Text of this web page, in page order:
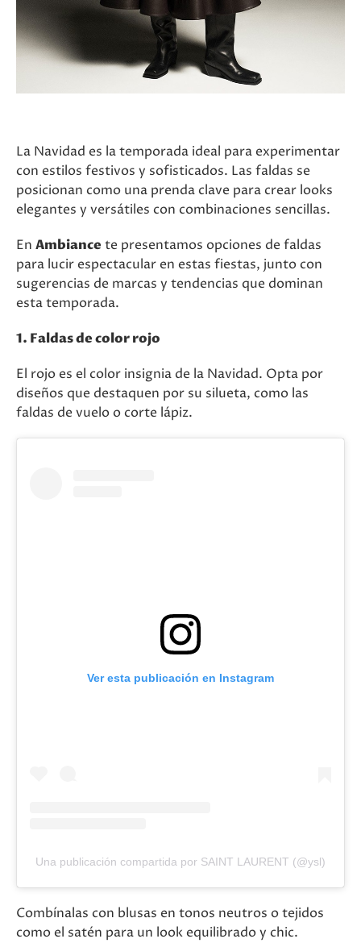
La Navidad es la temporada ideal para experimentar
con estilos festivos y sofisticados. Las faldas se
posicionan como una prenda clave para crear looks
elegantes y versátiles con combinaciones sencillas.
En Ambiance te presentamos opciones de faldas
para lucir espectacular en estas fiestas, junto con
sugerencias de marcas y tendencias que dominan
esta temporada.
1. Faldas de color rojo
El rojo es el color insignia de la Navidad. Opta por
diseños que destaquen por su silueta, como las
faldas de vuelo o corte lápiz.
Ver esta publicación en Instagram
Una publicación compartida por SAINT LAURENT (@ysl)
Combínalas con blusas en tonos neutros o tejidos
como el satén para un look equilibrado y chic​.